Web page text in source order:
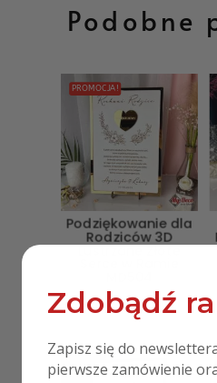
Podobne
PROMOCJA!
Podziękowanie dla
Rodziców 3D
Lustrzane Złote
149,00zł99,00zł
Zdobądź
Zapisz się do
pierwsze zamówienie